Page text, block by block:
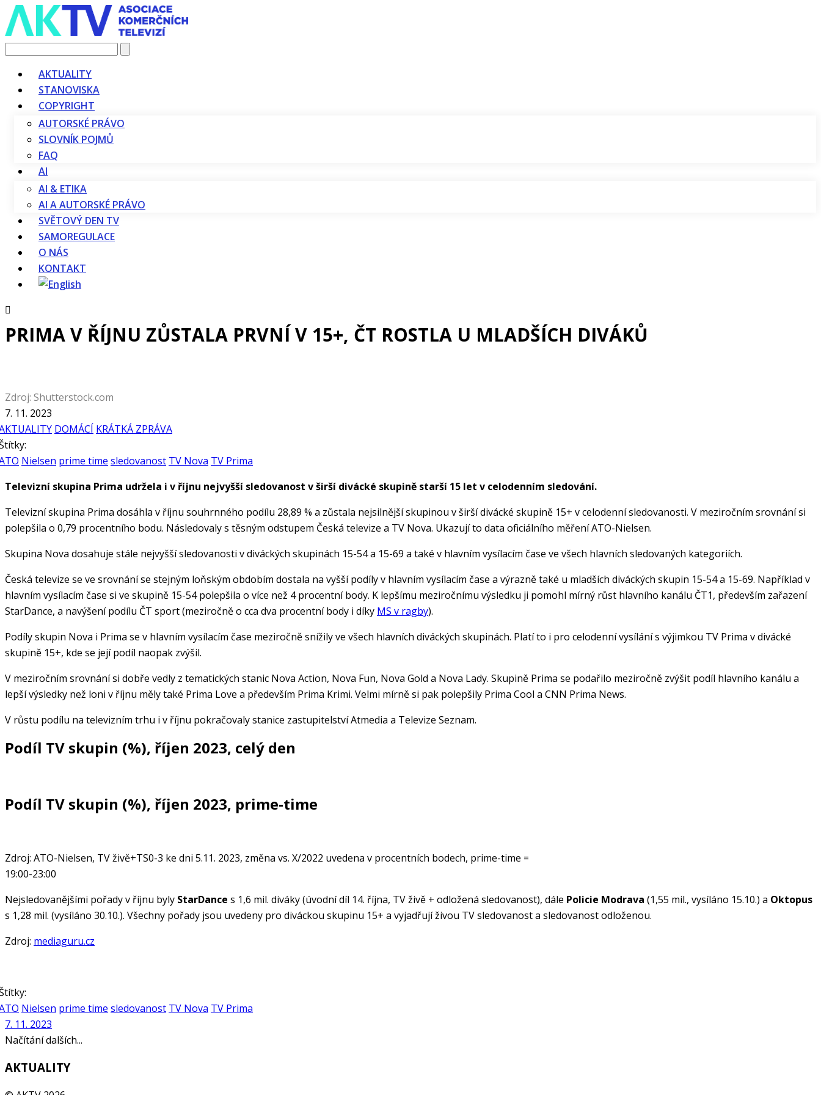
Vyhledávání
AKTUALITY
STANOVISKA
COPYRIGHT
AUTORSKÉ PRÁVO
SLOVNÍK POJMŮ
FAQ
AI
AI & ETIKA
AI A AUTORSKÉ PRÁVO
SVĚTOVÝ DEN TV
SAMOREGULACE
O NÁS
KONTAKT
PRIMA V ŘÍJNU ZŮSTALA PRVNÍ V 15+, ČT ROSTLA U MLADŠÍCH DIVÁKŮ
Zdroj: Shutterstock.com
7. 11. 2023
DOMÁCÍ KRÁTKÁ ZPRÁVA
Nielsen prime time sledovanost TV Nova TV Prima
Televizní skupina Prima udržela i v říjnu nejvyšší sledovanost v širší divácké skupině starší 15 let v celodenním sledování.
Televizní skupina Prima dosáhla v říjnu souhrnného podílu 28,89 % a zůstala nejsilnější skupinou v širší divácké skupině 15+ v celodenní sledovanosti. V meziročním srovnání si
polepšila o 0,79 procentního bodu. Následovaly s těsným odstupem Česká televize a TV Nova. Ukazují to data oficiálního měření ATO-Nielsen.
Skupina Nova dosahuje stále nejvyšší sledovanosti v diváckých skupinách 15-54 a 15-69 a také v hlavním vysílacím čase ve všech hlavních sledovaných kategoriích.
Česká televize se ve srovnání se stejným loňským obdobím dostala na vyšší podíly v hlavním vysílacím čase a výrazně také u mladších diváckých skupin 15-54 a 15-69. Například v
hlavním vysílacím čase si ve skupině 15-54 polepšila o více než 4 procentní body. K lepšímu meziročnímu výsledku ji pomohl mírný růst hlavního kanálu ČT1, především zařazení
StarDance, a navýšení podílu ČT sport (meziročně o cca dva procentní body i díky MS v ragby).
Podíly skupin Nova i Prima se v hlavním vysílacím čase meziročně snížily ve všech hlavních diváckých skupinách. Platí to i pro celodenní vysílání s výjimkou TV Prima v divácké
skupině 15+, kde se její podíl naopak zvýšil.
V meziročním srovnání si dobře vedly z tematických stanic Nova Action, Nova Fun, Nova Gold a Nova Lady. Skupině Prima se podařilo meziročně zvýšit podíl hlavního kanálu a
lepší výsledky než loni v říjnu měly také Prima Love a především Prima Krimi. Velmi mírně si pak polepšily Prima Cool a CNN Prima News.
V růstu podílu na televizním trhu i v říjnu pokračovaly stanice zastupitelství Atmedia a Televize Seznam.
Podíl TV skupin (%), říjen 2023, celý den
Podíl TV skupin (%), říjen 2023, prime-time
Zdroj: ATO-Nielsen, TV živě+TS0-3 ke dni 5.11. 2023, změna vs. X/2022 uvedena v procentních bodech, prime-time =
19:00-23:00
Nejsledovanějšími pořady v říjnu byly StarDance s 1,6 mil. diváky (úvodní díl 14. října, TV živě + odložená sledovanost), dále Policie Modrava (1,55 mil., vysíláno 15.10.) a Oktopus
s 1,28 mil. (vysíláno 30.10.). Všechny pořady jsou uvedeny pro diváckou skupinu 15+ a vyjadřují živou TV sledovanost a sledovanost odloženou.
Zdroj: mediaguru.cz
Nielsen prime time sledovanost TV Nova TV Prima
7. 11. 2023
Načítání dalších...
AKTUALITY